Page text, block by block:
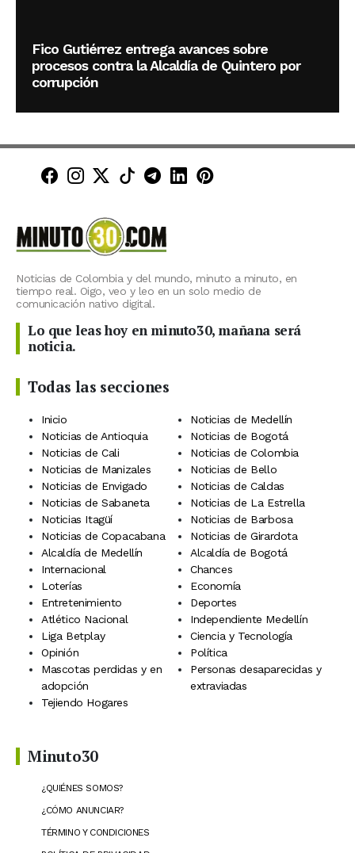
Fico Gutiérrez entrega avances sobre
procesos contra la Alcaldía de Quintero por
corrupción
Minuto30 en Facebook
Minuto30 en Instagram
Minuto30 en X (Twitter)
Minuto30 en TikTok
Canal de Minuto30 en
Minuto30 en LinkedIn
Minuto30 en
Noticias de Colombia y del mundo, minuto a minuto, en
tiempo real. Oigo, veo y leo en un solo medio de
comunicación nativo digital.
Lo que leas hoy en minuto30, mañana será
noticia.
Todas las secciones
Inicio
Noticias de Medellín
Noticias de Antioquia
Noticias de Bogotá
Noticias de Cali
Noticias de Colombia
Noticias de Manizales
Noticias de Bello
Noticias de Envigado
Noticias de Caldas
Noticias de Sabaneta
Noticias de La Estrella
Noticias Itagüí
Noticias de Barbosa
Noticias de Copacabana
Noticias de Girardota
Alcaldía de Medellín
Alcaldía de Bogotá
Internacional
Chances
Loterías
Economía
Entretenimiento
Deportes
Atlético Nacional
Independiente Medellín
Liga Betplay
Ciencia y Tecnología
Opinión
Política
Mascotas perdidas y en
adopción
Personas desaparecidas y
extraviadas
Tejiendo Hogares
Minuto30
¿QUIÉNES SOMOS?
¿CÓMO ANUNCIAR?
TÉRMINO Y CONDICIONES